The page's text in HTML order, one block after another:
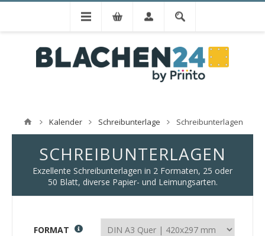
Kalender Schreibunterlage Schreibunterlagen
SCHREIBUNTERLAGEN
Exzellente Schreibunterlagen in 2 Formaten, 25 oder
50 Blatt, diverse Papier- und Leimungsarten.
FORMAT